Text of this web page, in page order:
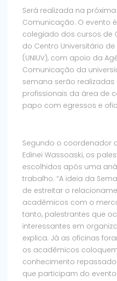
Será realizada na
Comunicação. O evento
colegiado dos cursos de
do Centro Universitário
(UNIUV), com apoio da
Comunicação da
semana serão
profissionais da área de
papo com egressos e
Segundo o coordenador
Edinei Wassoaski, os
escolhidos após uma
trabalho. “A ideia da
de estreitar o
acadêmicos com o
tanto, palestrantes que
interessantes em
explica. Já as oficinas
os acadêmicos
conhecimento
que participam do evento.